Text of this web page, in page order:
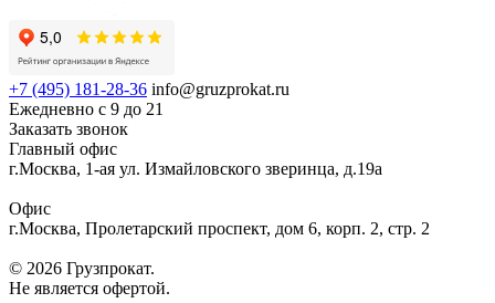
+7 (495) 181-28-36 info@gruzprokat.ru
Ежедневно с 9 до 21
Заказать звонок
Главный офис
г.Москва, 1-ая ул. Измайловского зверинца, д.19а
Офис
г.Москва, Пролетарский проспект, дом 6, корп. 2, стр. 2
© 2026 Грузпрокат.
Не является офертой.